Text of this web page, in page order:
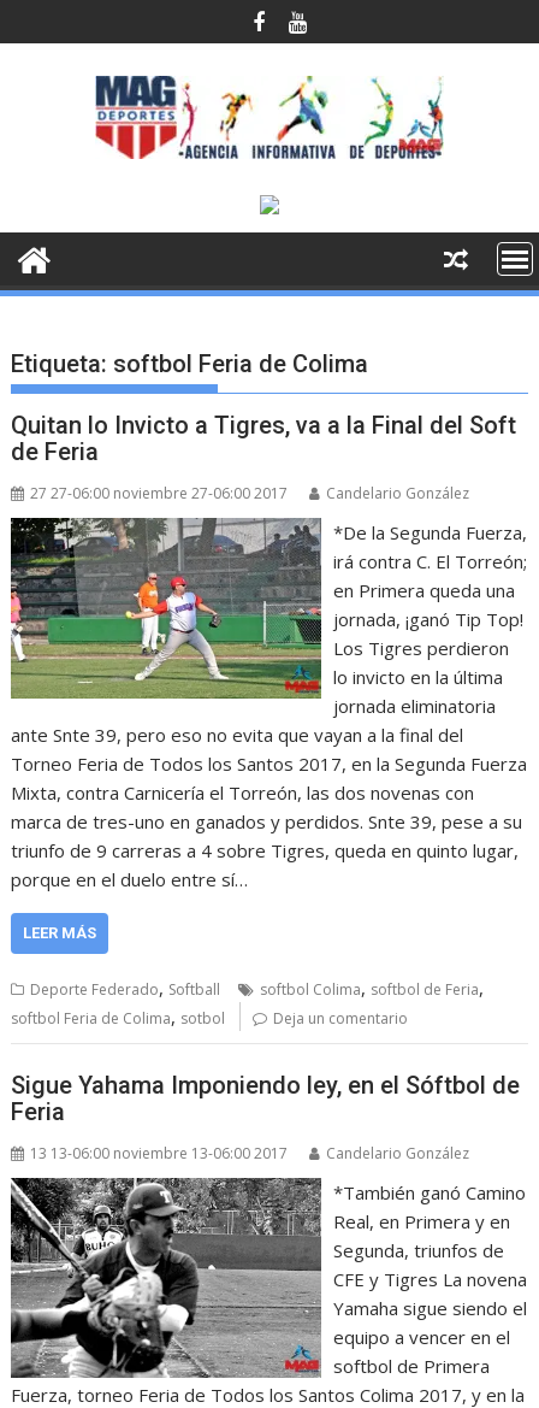
al
Etiqueta: softbol Feria de Colima
Quitan lo Invicto a Tigres, va a la Final del Soft
de Feria
27 27-06:00 noviembre 27-06:00 2017 Candelario González
*De la Segunda Fuerza,
irá contra C. El Torreón;
en Primera queda una
jornada, ¡ganó Tip Top!
Los Tigres perdieron
lo invicto en la última
jornada eliminatoria
ante Snte 39, pero eso no evita que vayan a la final del
Torneo Feria de Todos los Santos 2017, en la Segunda Fuerza
Mixta, contra Carnicería el Torreón, las dos novenas con
marca de tres-uno en ganados y perdidos. Snte 39, pese a su
triunfo de 9 carreras a 4 sobre Tigres, queda en quinto lugar,
porque en el duelo entre sí…
LEER MÁS
Deporte Federado, Softball softbol Colima, softbol de Feria,
softbol Feria de Colima, sotbol Deja un comentario
Sigue Yahama Imponiendo ley, en el Sóftbol de
Feria
13 13-06:00 noviembre 13-06:00 2017 Candelario González
*También ganó Camino
Real, en Primera y en
Segunda, triunfos de
CFE y Tigres La novena
Yamaha sigue siendo el
equipo a vencer en el
softbol de Primera
Fuerza, torneo Feria de Todos los Santos Colima 2017, y en la